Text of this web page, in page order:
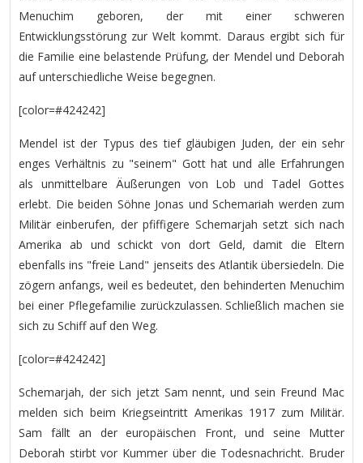
Menuchim geboren, der mit einer schweren
Entwicklungsstörung zur Welt kommt. Daraus ergibt sich für
die Familie eine belastende Prüfung, der Mendel und Deborah
auf unterschiedliche Weise begegnen.
[color=#424242]
Mendel ist der Typus des tief gläubigen Juden, der ein sehr
enges Verhältnis zu "seinem" Gott hat und alle Erfahrungen
als unmittelbare Äußerungen von Lob und Tadel Gottes
erlebt. Die beiden Söhne Jonas und Schemariah werden zum
Militär einberufen, der pfiffigere Schemarjah setzt sich nach
Amerika ab und schickt von dort Geld, damit die Eltern
ebenfalls ins "freie Land" jenseits des Atlantik übersiedeln. Die
zögern anfangs, weil es bedeutet, den behinderten Menuchim
bei einer Pflegefamilie zurückzulassen. Schließlich machen sie
sich zu Schiff auf den Weg.
[color=#424242]
Schemarjah, der sich jetzt Sam nennt, und sein Freund Mac
melden sich beim Kriegseintritt Amerikas 1917 zum Militär.
Sam fällt an der europäischen Front, und seine Mutter
Deborah stirbt vor Kummer über die Todesnachricht. Bruder